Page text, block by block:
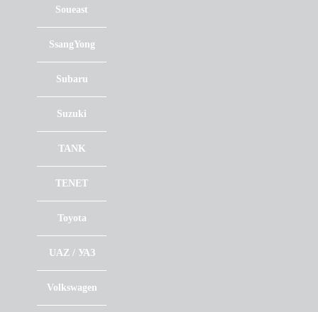
Soueast
SsangYong
Subaru
Suzuki
TANK
TENET
Toyota
UAZ / УАЗ
Volkswagen